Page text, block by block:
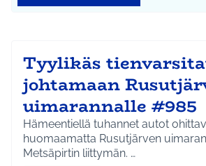
Tyylikäs
johtamaan
uimarannalle #985
Hämeentiellä tuhannet autot
huomaamatta Rusutjärven
Metsäpirtin liittymän. …